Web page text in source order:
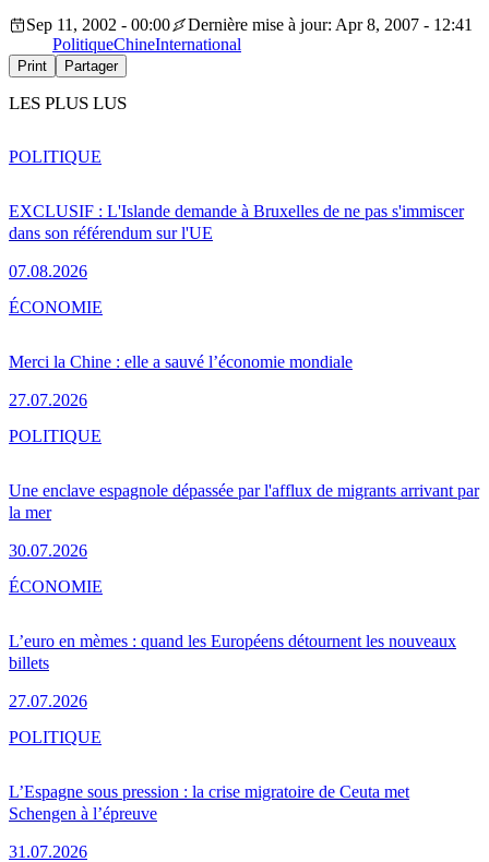
Sep 11, 2002 - 00:00
Dernière mise à jour: Apr 8, 2007 - 12:41
PolitiqueChineInternational
Print Partager
LES PLUS LUS
EXCLUSIF : L'Islande demande à Bruxelles de ne pas s'immiscer
dans son référendum sur l'UE
07.08.2026
POLITIQUE
Merci la Chine : elle a sauvé l’économie mondiale
27.07.2026
ÉCONOMIE
Une enclave espagnole dépassée par l'afflux de migrants arrivant par
la mer
30.07.2026
POLITIQUE
L’euro en mèmes : quand les Européens détournent les nouveaux
billets
27.07.2026
ÉCONOMIE
L’Espagne sous pression : la crise migratoire de Ceuta met
Schengen à l’épreuve
31.07.2026
POLITIQUE